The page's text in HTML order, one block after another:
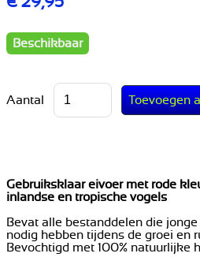
Beschikbaar
Aantal
Gebruiksklaar eivoer met rode
inlandse en tropische vogels
Bevat alle bestanddelen die
nodig hebben tijdens de groei en
Bevochtigd met 100% natuurlijke